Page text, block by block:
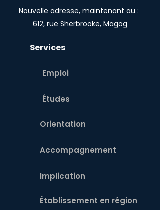
Nouvelle adresse, maintenant au :
612, rue Sherbrooke, Magog
Services
Emploi
Études
Orientation
Accompagnement
Implication
Établissement en région